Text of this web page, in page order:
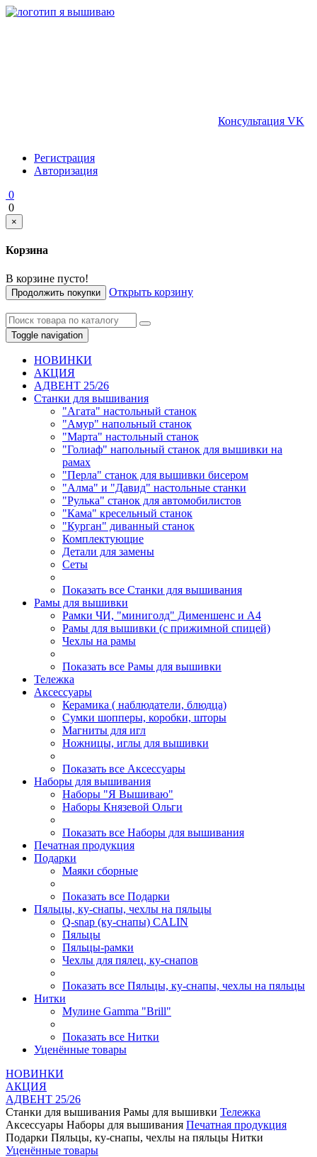
Консультация VK
Регистрация
Авторизация
0
0
×
Корзина
В корзине пусто!
Продолжить покупки Открыть корзину
Toggle navigation
НОВИНКИ
AКЦИЯ
АДВЕНТ 25/26
Станки для вышивания
"Агата" настольный станок
"Амур" напольный станок
"Марта" настольный станок
"Голиаф" напольный станок для вышивки на
рамах
"Перла" станок для вышивки бисером
"Алма" и "Давид" настольные станки
"Рулька" станок для автомобилистов
"Кама" кресельный станок
"Курган" диванный станок
Комплектующие
Детали для замены
Сеты
Показать все Станки для вышивания
Рамы для вышивки
Рамки ЧИ, "миниголд" Дименшенс и А4
Рамы для вышивки (с прижимной спицей)
Чехлы на рамы
Показать все Рамы для вышивки
Тележка
Аксессуары
Керамика ( наблюдатели, блюдца)
Сумки шопперы, коробки, шторы
Магниты для игл
Ножницы, иглы для вышивки
Показать все Аксессуары
Наборы для вышивания
Наборы "Я Вышиваю"
Наборы Князевой Ольги
Показать все Наборы для вышивания
Печатная продукция
Подарки
Маяки сборные
Показать все Подарки
Пяльцы, ку-снапы, чехлы на пяльцы
Q-snap (ку-снапы) CALIN
Пяльцы
Пяльцы-рамки
Чехлы для пялец, ку-снапов
Показать все Пяльцы, ку-снапы, чехлы на пяльцы
Нитки
Мулине Gamma "Brill"
Показать все Нитки
Уценённые товары
НОВИНКИ
AКЦИЯ
АДВЕНТ 25/26
Станки для вышивания Рамы для вышивки Тележка
Аксессуары Наборы для вышивания Печатная продукция
Подарки Пяльцы, ку-снапы, чехлы на пяльцы Нитки
Уценённые товары